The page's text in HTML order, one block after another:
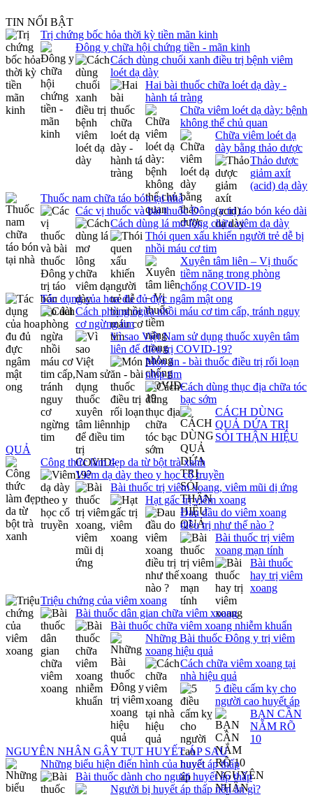
TIN NỔI BẬT
Trị chứng bốc hỏa thời kỳ tiền mãn kinh
Đông y chữa hội chứng tiền - mãn kinh
Cách dùng chuối xanh điều trị bệnh viêm
loét dạ dày
Hai bài thuốc chữa loét dạ dày -
hành tá tràng
Chữa viêm loét dạ dày: bệnh
không thể chủ quan
Chữa viêm loét dạ
dày bằng thảo dược
Thảo dược
giảm axít
(acid) dạ dày
Thuốc nam chữa táo bón tại nhà
Các vị thuốc và bài thuốc Đông y trị táo bón kéo dài
Cách dùng lá mơ lông chữa viêm dạ dày
Thói quen xấu khiến người trẻ dễ bị
nhồi máu cơ tim
Xuyên tâm liên – Vị thuốc
tiềm năng trong phòng
chống COVID-19
Tác dụng của hoa đu đủ đực ngâm mật ong
Cách phòng ngừa nhồi máu cơ tim cấp, tránh nguy
cơ ngừng tim
Vì sao Việt Nam sử dụng thuốc xuyên tâm
liên để điều trị COVID-19?
Món ăn - bài thuốc điều trị rối loạn
nhịp tim
Cách dùng thục địa chữa tóc
bạc sớm
CÁCH DÙNG
QUẢ DỨA TRỊ
SỎI THẬN HIỆU
QUẢ
Công thức làm đẹp da từ bột trà xanh
Viêm dạ dày theo y học cổ truyền
Bài thuốc trị viêm xoang, viêm mũi dị ứng
Hạt gấc trị viêm xoang
Đau đầu do viêm xoang
điều trị như thế nào ?
Bài thuốc trị viêm
xoang mạn tính
Bài thuốc
hay trị viêm
xoang
Triệu chứng của viêm xoang
Bài thuốc dân gian chữa viêm xoang
Bài thuốc chữa viêm xoang nhiễm khuẩn
Những Bài thuốc Đông y trị viêm
xoang hiệu quả
Cách chữa viêm xoang tại
nhà hiệu quả
5 điều cấm kỵ cho
người cao huyết áp
BẠN CẦN
NẮM RÕ
10
NGUYÊN NHÂN GÂY TỤT HUYẾT ÁP SAU
Những biểu hiện điển hình của huyết áp thấp
Bài thuốc dành cho người huyết áp thấp
Người bị huyết áp thấp nên ăn gì?